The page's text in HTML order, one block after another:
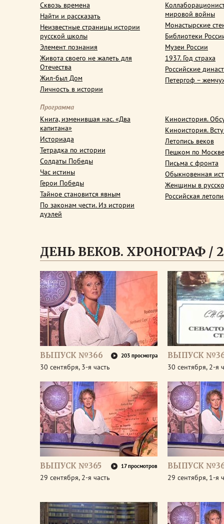
Сквозь времена
Найти и рассказать
Неизвестные страницы истории
русской школы
Элемент познания
Живота своего не жалеть для
Отечества
Жил-был Дом
Личность в истории
мировой войны
Монастырские
Библиотеки
Музеи России
1937. Год страха
Российские
Петергоф –
Программа
Книга, изменившая нас. «Два
капитана»
Историада
Тетрадка по истории
Солдаты Победы
Час истины
Герои Победы
Тайное становится явным
По законам чести. Из истории
дуэлей
Киноистория.
Киноистория.
Летопись веков
Пешком по Москве
Письма с фронта
Обыкновенная
Женщины в
Российская
ДЕНЬ ВЕКОВ. ХРОНОГРАФ /
ВЫПУСК №366 203 просмотра
30 сентября, 3-я часть
ВЫПУСК
30 сентября, 2-я
ВЫПУСК №365 17 просмотров
29 сентября, 2-я часть
ВЫПУСК
29 сентября, 1-я